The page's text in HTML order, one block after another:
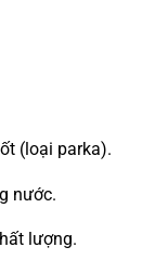
(loại parka).
nước.
lượng.